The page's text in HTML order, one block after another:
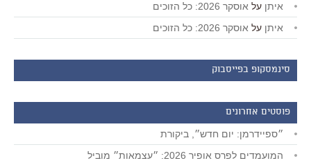
איתן על אוסקר 2026: כל הזוכים
איתן על אוסקר 2026: כל הזוכים
סינמסקופ בפייסבוק
פוסטים אחרונים
״ספיידרמן: יום חדש״, ביקורת
המועמדים לפרס אופיר 2026: ״עצמאות״ מוביל